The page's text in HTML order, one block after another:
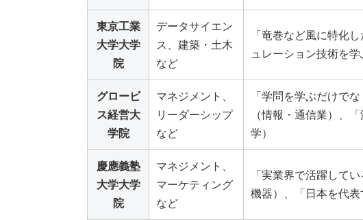
東京工業
大学大学
院
データサイエン
ス、建築・土木
など
「竜巻など風に特化
ュレーション技術を
グロービ
ス経営大
学院
マネジメント、
リーダーシップ
など
「学問を学ぶだけで
（情報・通信業）、
学）
慶應義塾
大学大学
院
マネジメント、
マーケティング
など
「実業界で活躍して
機器）、「日本を代表